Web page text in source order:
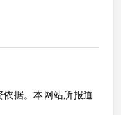
据。本网站所报道